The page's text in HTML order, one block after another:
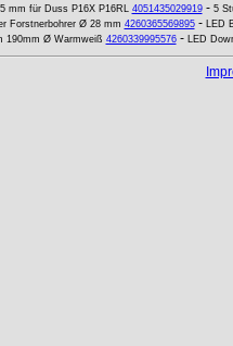
mm für Duss P16X P16RL 4051435029919- 5
Forstnerbohrer Ø 28 mm 4260365569895- LED
190mm Ø Warmweiß 4260339995576- LED